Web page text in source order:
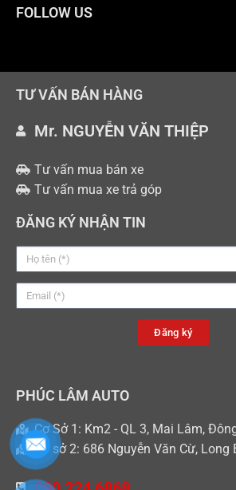
FOLLOW US
TƯ VẤN BÁN HÀNG
Mr. NGUYỄN VĂN THIỆP
Tư vấn mua bán xe
Tư vấn mua xe trả góp
ĐĂNG KÝ NHẬN TIN
Đăng ký
PHÚC LÂM AUTO
Cơ Sở 1: Km2 - QL 3, Mai Lâm,
Cơ sở 2: 686 Nguyễn Văn Cừ, Long